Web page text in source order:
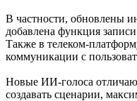
В частности, обновлены
добавлена функция
Также в телеком-
коммуникации с
Новые ИИ-голоса
создавать сценарии,